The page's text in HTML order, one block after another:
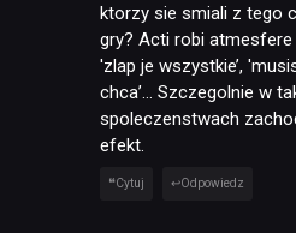
ktorzy sie smiali z tego
gry? Acti robi
'zlap je wszystkie’,
chca’… Szczegolnie w
spoleczenstwach
efekt.
Cytuj Odpowiedz